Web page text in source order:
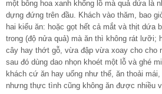
một bông hoa xanh khổng lồ mà quả dứa là
dựng đứng trên đầu. Khách vào thăm, bao
hai kiểu ăn: hoặc gọt hết cả mắt và thịt dứa
trong (độ nửa quả) mà ăn thì không rát lưỡi;
cây hay thớt gỗ, vừa đập vừa xoay cho cho
sau đó dùng dao nhọn khoét một lỗ và ghé
khách cứ ăn hay uống như thế, ăn thoải
nhưng thực tình cũng không ăn được nhiều